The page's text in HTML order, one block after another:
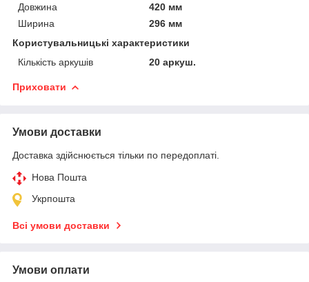
Довжина
420 мм
Ширина
296 мм
Користувальницькі характеристики
Кількість аркушів
20 аркуш.
Приховати
Умови доставки
Доставка здійснюється тільки по передоплаті.
Нова Пошта
Укрпошта
Всі умови доставки
Умови оплати